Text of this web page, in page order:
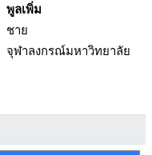
พูลเพิ่ม
ชาย
จุฬาลงกรณ์มหาวิทยาลัย